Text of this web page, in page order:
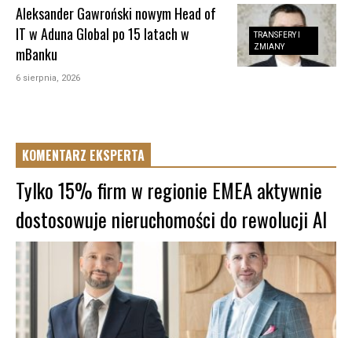
TRANSFERY I
ZMIANY
Aleksander Gawroński nowym Head of
IT w Aduna Global po 15 latach w
mBanku
6 sierpnia, 2026
KOMENTARZ EKSPERTA
Tylko 15% firm w regionie EMEA aktywnie
dostosowuje nieruchomości do rewolucji AI